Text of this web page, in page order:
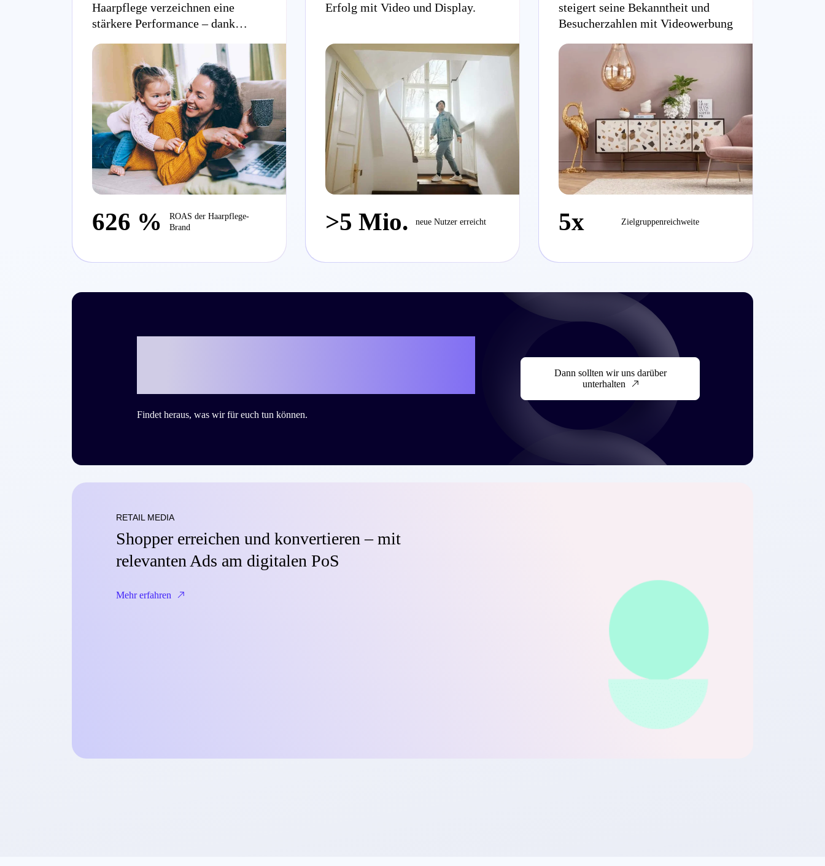
Haarpflege verzeichnen eine
stärkere Performance – dank
626 %
ROAS der Haarpflege-
Brand
Erfolg mit Video und Display.
>5 Mio. neue Nutzer erreicht
steigert seine Bekanntheit und
Besucherzahlen mit Videowerbung
5x Zielgruppenreichweite
Findet heraus, was wir für euch tun können.
Dann sollten wir uns darüber
unterhalten
RETAIL MEDIA
Shopper erreichen und konvertieren – mit
relevanten Ads am digitalen PoS
Mehr erfahren